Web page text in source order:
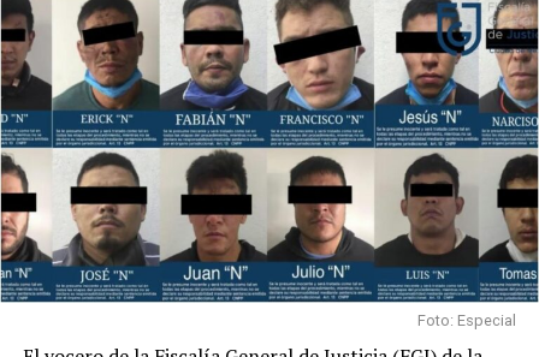
Foto: Especial